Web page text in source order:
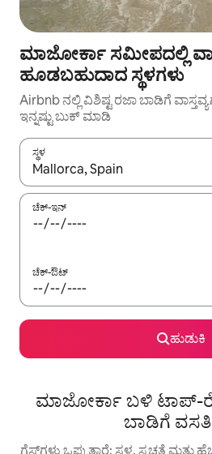
ಮಾಜೋರ್ಕಾ ಸಮೀಪದಲ್ಲಿ
ಹೂಡಬಹುದಾದ ಸ್ಥಳಗಳು
Airbnb ನಲ್ಲಿ ವಿಶಿಷ್ಟ ರಜಾ ಬಾಡಿಗೆ
ಇನ್ನಷ್ಟು ಬುಕ್ ಮಾಡಿ
ಸ್ಥಳ
ಫಲಿತಾಂಶಗಳು ಲಭ್ಯವಿರುವಾಗ, ಅಪ್
ಚೆಕ್-ಇನ್
ಚೆಕ್-ಔಟ್
ಹುಡುಕಿ
ಮಾಜೋರ್ಕಾ ಬಳಿ ಟಾಪ್-
ಬಾಡಿಗೆ
ಗೆಸ್ಟ್‌ಗಳು ಒಪ್ಪುತ್ತಾರೆ: ಸ್ಥಳ, ಸ್ವಚ್ಛತೆ ಮತ್ತು